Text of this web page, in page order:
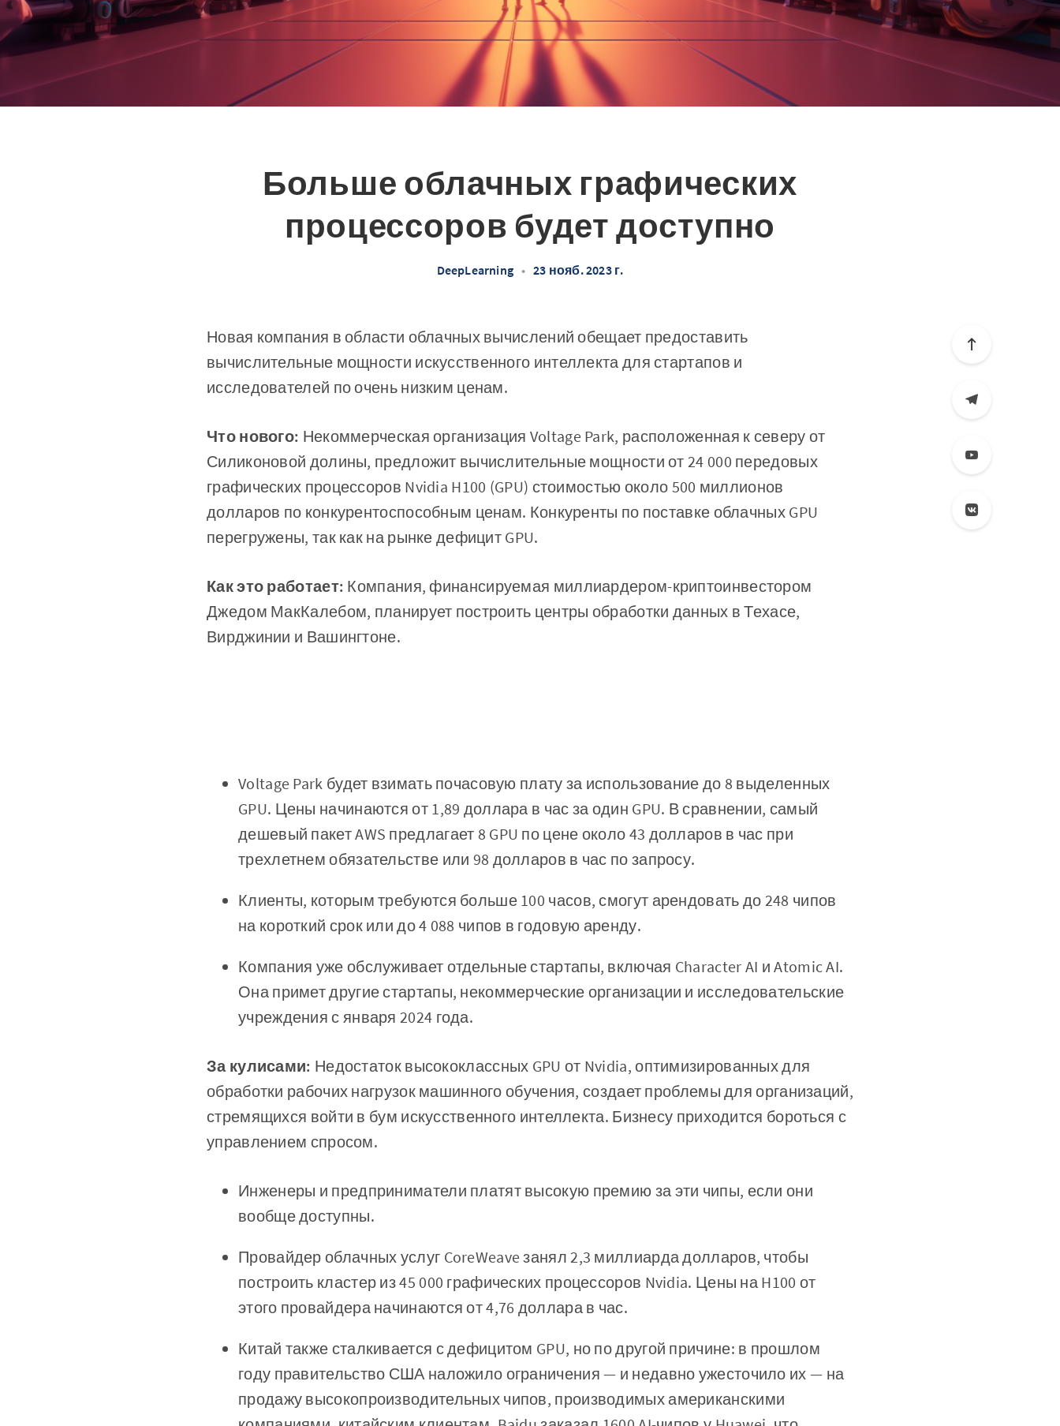
Больше облачных графических
процессоров будет доступно
DeepLearning • 23 нояб. 2023 г.
Новая компания в области облачных вычислений обещает предоставить
вычислительные мощности искусственного интеллекта для стартапов и
исследователей по очень низким ценам.
Что нового: Некоммерческая организация Voltage Park, расположенная к северу от
Силиконовой долины, предложит вычислительные мощности от 24 000 передовых
графических процессоров Nvidia H100 (GPU) стоимостью около 500 миллионов
долларов по конкурентоспособным ценам. Конкуренты по поставке облачных GPU
перегружены, так как на рынке дефицит GPU.
Как это работает: Компания, финансируемая миллиардером-криптоинвестором
Джедом МакКалебом, планирует построить центры обработки данных в Техасе,
Вирджинии и Вашингтоне.
Voltage Park будет взимать почасовую плату за использование до 8 выделенных
GPU. Цены начинаются от 1,89 доллара в час за один GPU. В сравнении, самый
дешевый пакет AWS предлагает 8 GPU по цене около 43 долларов в час при
трехлетнем обязательстве или 98 долларов в час по запросу.
Клиенты, которым требуются больше 100 часов, смогут арендовать до 248 чипов
на короткий срок или до 4 088 чипов в годовую аренду.
Компания уже обслуживает отдельные стартапы, включая Character AI и Atomic AI.
Она примет другие стартапы, некоммерческие организации и исследовательские
учреждения с января 2024 года.
За кулисами: Недостаток высококлассных GPU от Nvidia, оптимизированных для
обработки рабочих нагрузок машинного обучения, создает проблемы для организаций,
стремящихся войти в бум искусственного интеллекта. Бизнесу приходится бороться с
управлением спросом.
Инженеры и предприниматели платят высокую премию за эти чипы, если они
вообще доступны.
Провайдер облачных услуг CoreWeave занял 2,3 миллиарда долларов, чтобы
построить кластер из 45 000 графических процессоров Nvidia. Цены на H100 от
этого провайдера начинаются от 4,76 доллара в час.
Китай также сталкивается с дефицитом GPU, но по другой причине: в прошлом
году правительство США наложило ограничения — и недавно ужесточило их — на
продажу высокопроизводительных чипов, производимых американскими